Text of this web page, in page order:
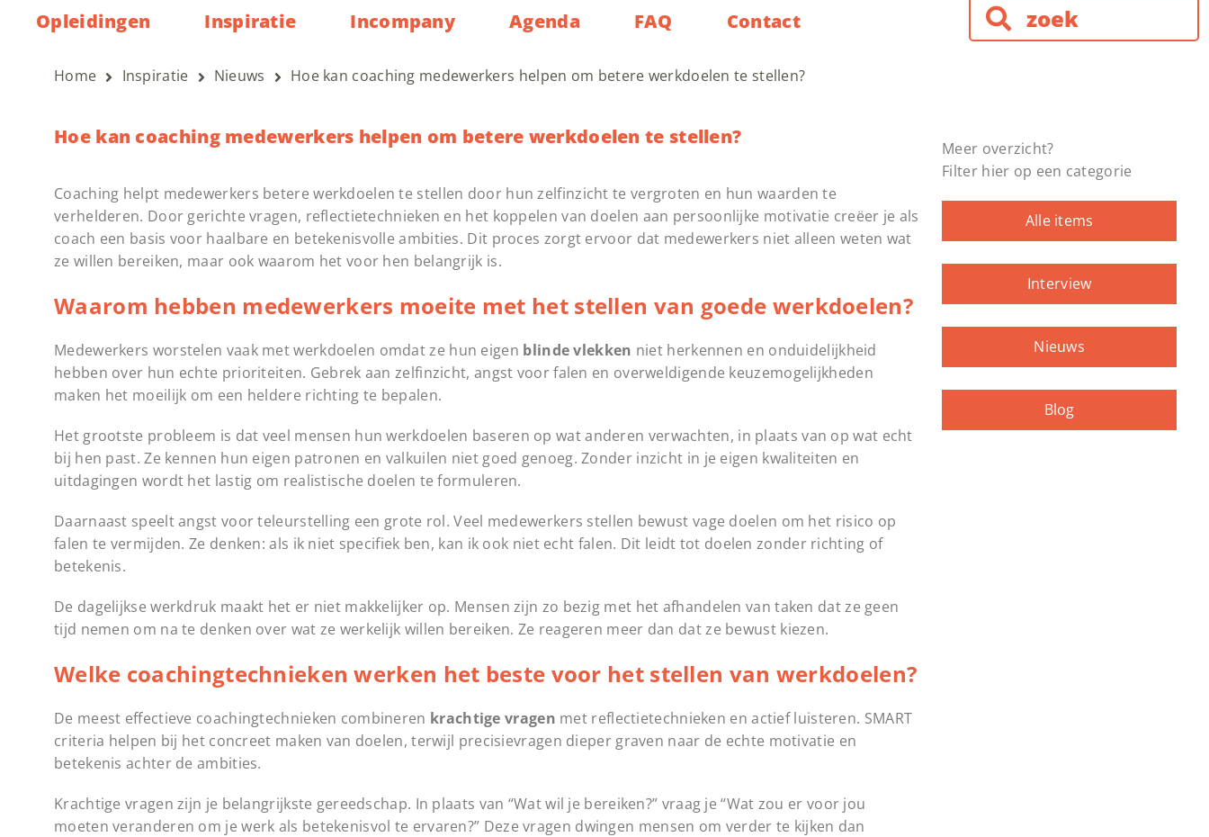
Opleidingen Inspiratie Incompany Agenda FAQ Contact
Home Inspiratie Nieuws Hoe kan coaching medewerkers helpen om betere werkdoelen te stellen?
Hoe kan coaching medewerkers helpen om betere werkdoelen te stellen?
Coaching helpt medewerkers betere werkdoelen te stellen door hun zelfinzicht te vergroten en hun waarden te
verhelderen. Door gerichte vragen, reflectietechnieken en het koppelen van doelen aan persoonlijke motivatie creëer je als
coach een basis voor haalbare en betekenisvolle ambities. Dit proces zorgt ervoor dat medewerkers niet alleen weten wat
ze willen bereiken, maar ook waarom het voor hen belangrijk is.
Waarom hebben medewerkers moeite met het stellen van goede werkdoelen?
Medewerkers worstelen vaak met werkdoelen omdat ze hun eigen blinde vlekken niet herkennen en onduidelijkheid
hebben over hun echte prioriteiten. Gebrek aan zelfinzicht, angst voor falen en overweldigende keuzemogelijkheden
maken het moeilijk om een heldere richting te bepalen.
Het grootste probleem is dat veel mensen hun werkdoelen baseren op wat anderen verwachten, in plaats van op wat echt
bij hen past. Ze kennen hun eigen patronen en valkuilen niet goed genoeg. Zonder inzicht in je eigen kwaliteiten en
uitdagingen wordt het lastig om realistische doelen te formuleren.
Daarnaast speelt angst voor teleurstelling een grote rol. Veel medewerkers stellen bewust vage doelen om het risico op
falen te vermijden. Ze denken: als ik niet specifiek ben, kan ik ook niet echt falen. Dit leidt tot doelen zonder richting of
betekenis.
De dagelijkse werkdruk maakt het er niet makkelijker op. Mensen zijn zo bezig met het afhandelen van taken dat ze geen
tijd nemen om na te denken over wat ze werkelijk willen bereiken. Ze reageren meer dan dat ze bewust kiezen.
Welke coachingtechnieken werken het beste voor het stellen van werkdoelen?
De meest effectieve coachingtechnieken combineren krachtige vragen met reflectietechnieken en actief luisteren. SMART
criteria helpen bij het concreet maken van doelen, terwijl precisievragen dieper graven naar de echte motivatie en
betekenis achter de ambities.
Krachtige vragen zijn je belangrijkste gereedschap. In plaats van “Wat wil je bereiken?” vraag je “Wat zou er voor jou
moeten veranderen om je werk als betekenisvol te ervaren?” Deze vragen dwingen mensen om verder te kijken dan
Meer overzicht?
Filter hier op een categorie
Alle items
Interview
Nieuws
Blog